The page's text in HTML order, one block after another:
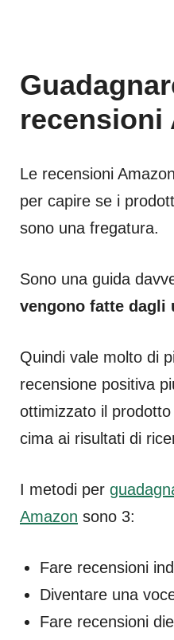
recensioni
Le recensioni
per capire se i
sono una fregatura.
Sono una guida
vengono fatte
Quindi vale molto di
recensione positiva
ottimizzato il
cima ai risultati di
I metodi per
Amazon sono 3:
Fare recensioni
Diventare una
Fare recensioni